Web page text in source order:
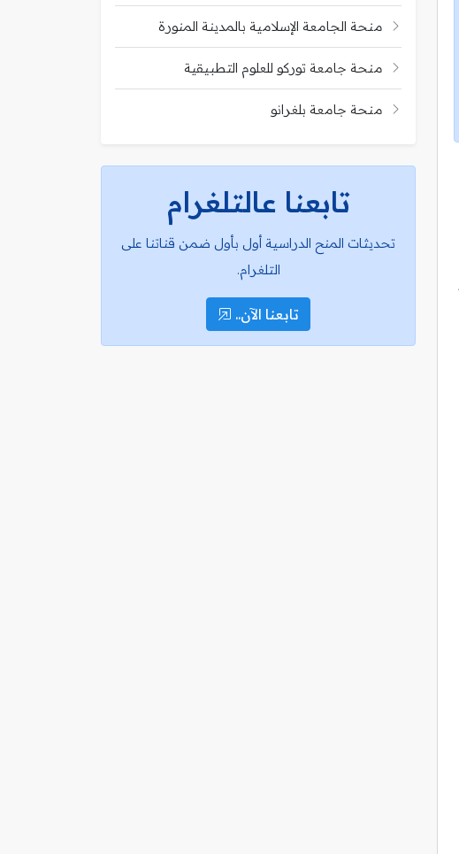
منحة الجامعة الإسلامية بالمدينة المنورة
منحة جامعة توركو للعلوم التطبيقية
منحة جامعة بلغرانو
تابعنا عالتلغرام
تحديثات المنح الدراسية أول بأول ضمن قناتنا على
التلغرام.
تابعنا الآن..